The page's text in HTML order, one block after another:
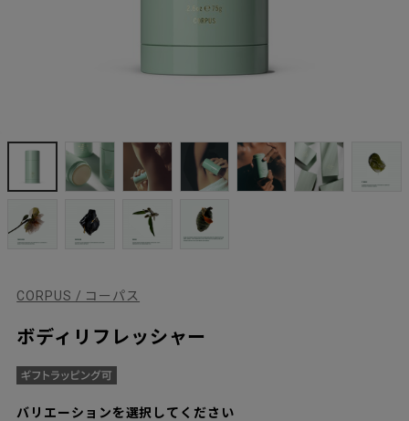
CORPUS / コーパス
ボディリフレッシャー
バリエーションを選択してください